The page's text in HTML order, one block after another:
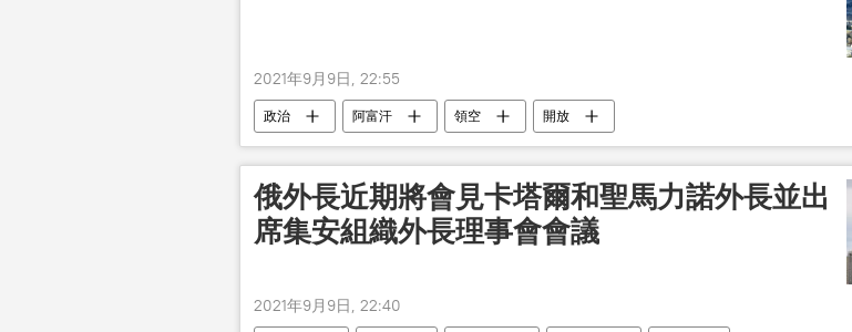
2021年9月9日, 22:55
政治 阿富汗 領空 開放
俄外長近期將會見卡塔爾和聖馬力諾外長並出
席集安組織外長理事會會議
2021年9月9日, 22:40